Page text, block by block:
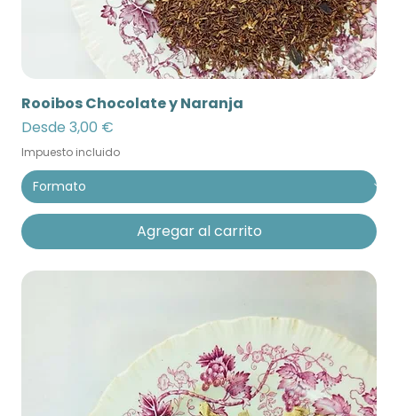
Rooibos Chocolate y Naranja
Desde 3,00 €
Precio de oferta
Impuesto incluido
Agregar al carrito